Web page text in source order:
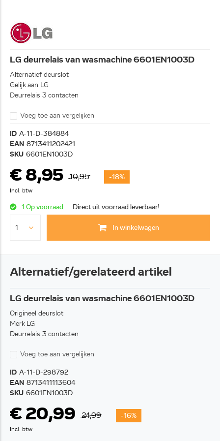
LG deurrelais van wasmachine 6601EN1003D
Alternatief deurslot
Gelijk aan LG
Deurrelais 3 contacten
Voeg toe aan vergelijken
ID A-11-D-384884
EAN 8713411202421
SKU 6601EN1003D
€ 8,95 10,95 -18%
Incl. btw
1 Op voorraad Direct uit voorraad leverbaar!
In winkelwagen
Alternatief/gerelateerd artikel
LG deurrelais van wasmachine 6601EN1003D
Origineel deurslot
Merk LG
Deurrelais 3 contacten
Voeg toe aan vergelijken
ID A-11-D-298792
EAN 8713411113604
SKU 6601EN1003D
€ 20,99 24,99 -16%
Incl. btw